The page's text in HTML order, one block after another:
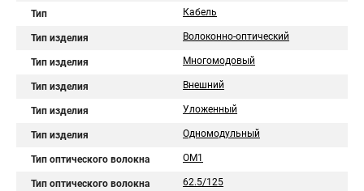
Тип Кабель
Тип изделия Волоконно-оптический
Тип изделия Многомодовый
Тип изделия Внешний
Тип изделия Уложенный
Тип изделия Одномодульный
Тип оптического волокна OM1
Тип оптического волокна 62.5/125